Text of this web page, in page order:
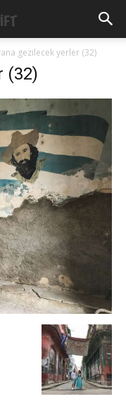
gezilecek yerler (32)
(32)